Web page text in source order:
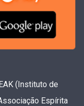
(Instituto de
Espírita